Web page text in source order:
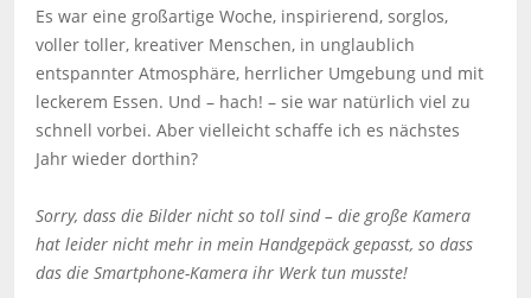
Es war eine großartige Woche, inspirierend, sorglos,
voller toller, kreativer Menschen, in unglaublich
entspannter Atmosphäre, herrlicher Umgebung und mit
leckerem Essen. Und – hach! – sie war natürlich viel zu
schnell vorbei. Aber vielleicht schaffe ich es nächstes
Jahr wieder dorthin?
Sorry, dass die Bilder nicht so toll sind – die große Kamera
hat leider nicht mehr in mein Handgepäck gepasst, so dass
das die Smartphone-Kamera ihr Werk tun musste!